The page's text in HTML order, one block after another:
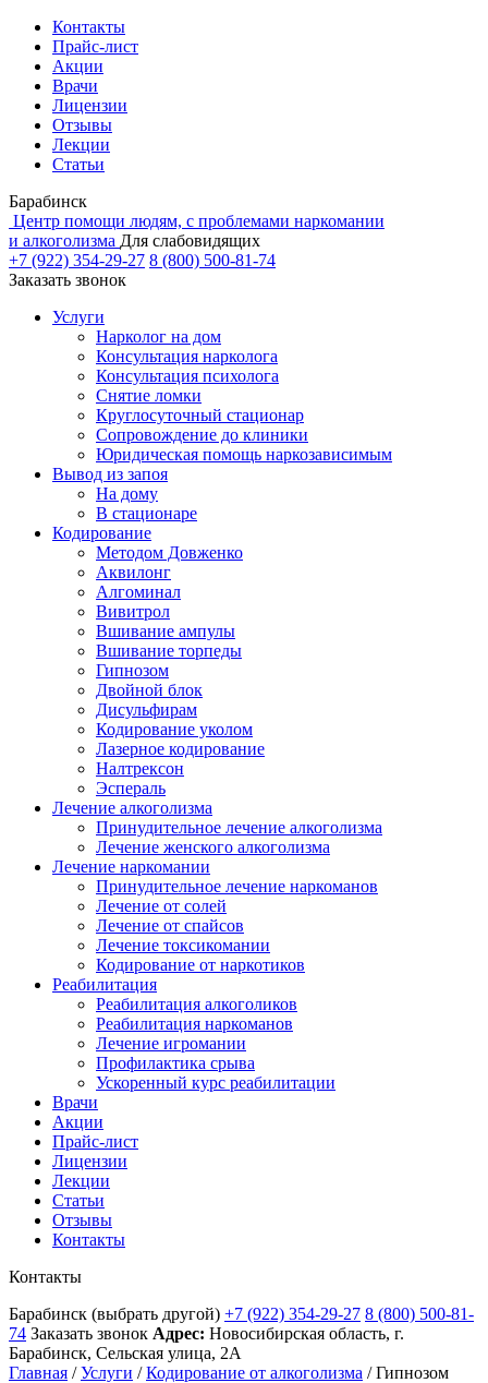
Контакты
Прайс-лист
Акции
Врачи
Лицензии
Отзывы
Лекции
Статьи
Барабинск
Центр помощи людям, с проблемами наркомании
и алкоголизма Для слабовидящих
+7 (922) 354-29-27 8 (800) 500-81-74
Заказать звонок
Услуги
Нарколог на дом
Консультация нарколога
Консультация психолога
Снятие ломки
Круглосуточный стационар
Сопровождение до клиники
Юридическая помощь наркозависимым
Вывод из запоя
На дому
В стационаре
Кодирование
Методом Довженко
Аквилонг
Алгоминал
Вивитрол
Вшивание ампулы
Вшивание торпеды
Гипнозом
Двойной блок
Дисульфирам
Кодирование уколом
Лазерное кодирование
Налтрексон
Эспераль
Лечение алкоголизма
Принудительное лечение алкоголизма
Лечение женского алкоголизма
Лечение наркомании
Принудительное лечение наркоманов
Лечение от солей
Лечение от спайсов
Лечение токсикомании
Кодирование от наркотиков
Реабилитация
Реабилитация алкоголиков
Реабилитация наркоманов
Лечение игромании
Профилактика срыва
Ускоренный курс реабилитации
Врачи
Акции
Прайс-лист
Лицензии
Лекции
Статьи
Отзывы
Контакты
Контакты
Барабинск (выбрать другой) +7 (922) 354-29-27 8 (800) 500-81-
74 Заказать звонок Адрес: Новосибирская область, г.
Барабинск, Сельская улица, 2А
Главная /Услуги /Кодирование от алкоголизма /Гипнозом